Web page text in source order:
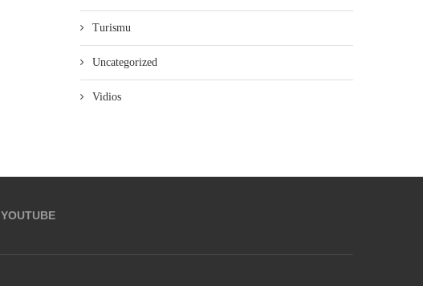
Turismu
Uncategorized
Vidios
YOUTUBE